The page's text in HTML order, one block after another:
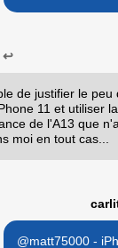
↩
de justifier le peu
11 et utiliser la
de l'A13 que
moi en tout cas...
@matt75000 -